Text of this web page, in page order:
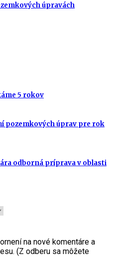
úpravách
5 rokov
pozemkových úprav pre rok
odborná príprava v oblasti
na nové komentáre a
(Z odberu sa môžete